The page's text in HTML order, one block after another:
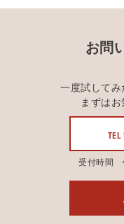
お問
一度試してみ
まずはお
TEL
受付時間